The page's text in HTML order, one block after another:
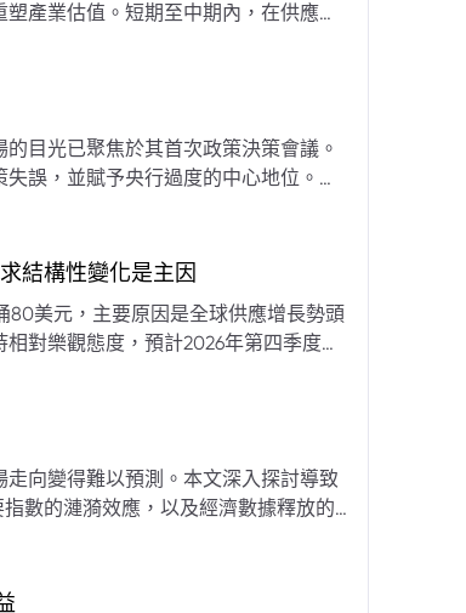
產業估值。短期至中期內，在供應受
目光已聚焦於其首次政策決策會議。
誤，並賦予央行過度的中心地位。他
依賴，並強化對經濟基本面的關注。
結構性變化是主因
80美元，主要原因是全球供應增長勢頭
對樂觀態度，預計2026年第四季度布
拉及阿聯酋的產量提升，加上需求端
求疲軟和市場已存在的供過於求而
年甚至可能觸及140美元。相對地，
美元左右，2027年則可能降至每桶60
向變得難以預測。本文深入探討導致
數的漣漪效應，以及經濟數據釋放的
點摘要包括：先前「逢低買入」策略